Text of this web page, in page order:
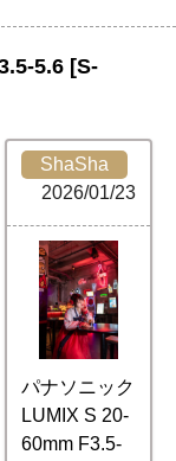
5.6 [S-
ShaSha
2026/01/23
パナソニック
LUMIX S 20-
60mm F3.5-